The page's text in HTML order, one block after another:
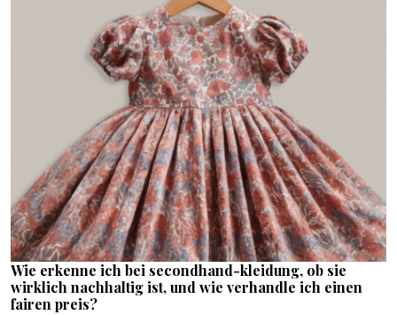
Wie erkenne ich bei secondhand-kleidung, ob sie
wirklich nachhaltig ist, und wie verhandle ich einen
fairen preis?